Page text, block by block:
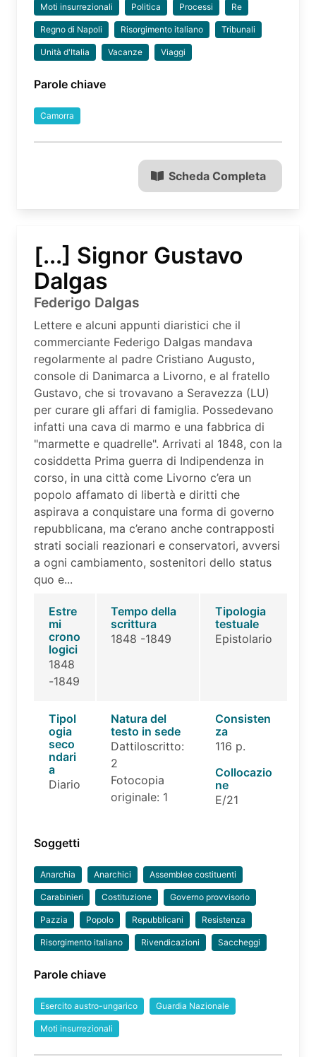
Moti insurrezionali Politica Processi Re
Regno di Napoli Risorgimento italiano Tribunali
Unità d'Italia Vacanze Viaggi
Parole chiave
Camorra
Scheda Completa
[...] Signor Gustavo
Dalgas
Federigo Dalgas
Lettere e alcuni appunti diaristici che il
commerciante Federigo Dalgas mandava
regolarmente al padre Cristiano Augusto,
console di Danimarca a Livorno, e al fratello
Gustavo, che si trovavano a Seravezza (LU)
per curare gli affari di famiglia. Possedevano
infatti una cava di marmo e una fabbrica di
"marmette e quadrelle". Arrivati al 1848, con la
cosiddetta Prima guerra di Indipendenza in
corso, in una città come Livorno c’era un
popolo affamato di libertà e diritti che
aspirava a conquistare una forma di governo
repubblicana, ma c’erano anche contrapposti
strati sociali reazionari e conservatori, avversi
a ogni cambiamento, sostenitori dello status
quo e...
Estre
mi
crono
logici
1848
-1849
Tempo della
scrittura
1848 -1849
Tipologia
testuale
Epistolario
Tipol
ogia
seco
ndari
a
Diario
Natura del
testo in sede
Dattiloscritto:
2
Fotocopia
originale: 1
Consisten
za
116 p.
Collocazio
ne
E/21
Soggetti
Anarchia Anarchici Assemblee costituenti
Carabinieri Costituzione Governo provvisorio
Pazzia Popolo Repubblicani Resistenza
Risorgimento italiano Rivendicazioni Saccheggi
Parole chiave
Esercito austro-ungarico Guardia Nazionale
Moti insurrezionali